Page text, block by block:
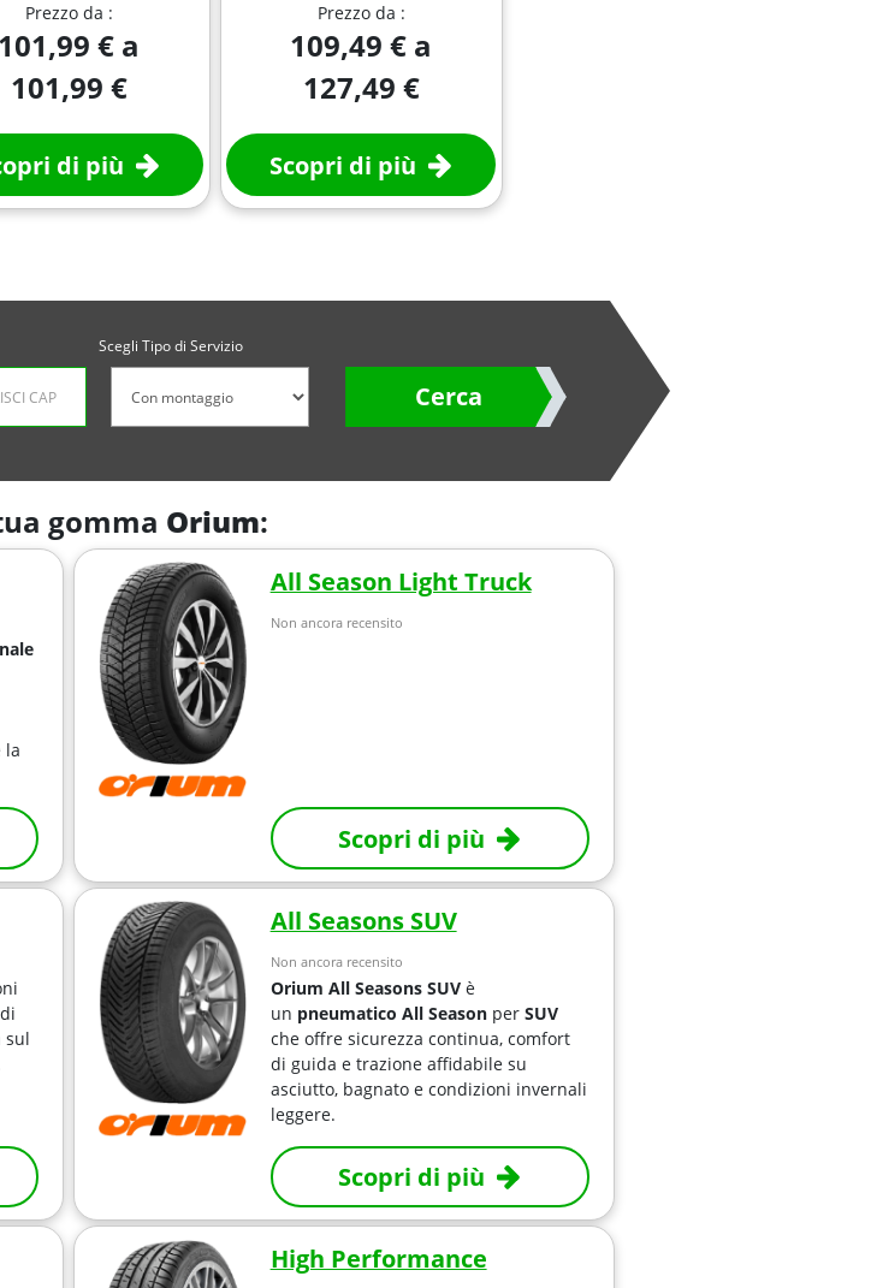
Prezzo da :
101,99 € a
101,99 €
di più
Prezzo da :
109,49 € a
127,49 €
Scopri di più
Scegli Tipo di Servizio
Cerca
gomma Orium:
la
All Season Light Truck
Non ancora recensito
Scopri di più
sul
All Seasons SUV
Non ancora recensito
Orium All Seasons SUVè
un pneumatico All Seasonper SUV
che offre sicurezza continua, comfort
di guida e trazione affidabile su
asciutto, bagnato e condizioni invernali
leggere.
Scopri di più
High Performance